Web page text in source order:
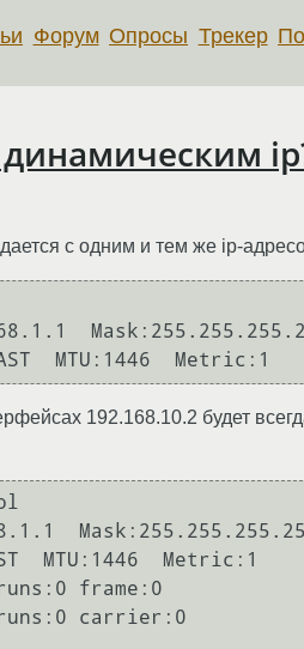
Форум Опросы Трекер
динамическим
с одним и тем же ip-
192.168.10.2 будет